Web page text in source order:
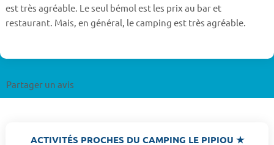
est très agréable. Le seul bémol est les prix au bar et
restaurant. Mais, en général, le camping est très agréable.
Partager un avis
ACTIVITÉS PROCHES DU CAMPING LE PIPIOU ★